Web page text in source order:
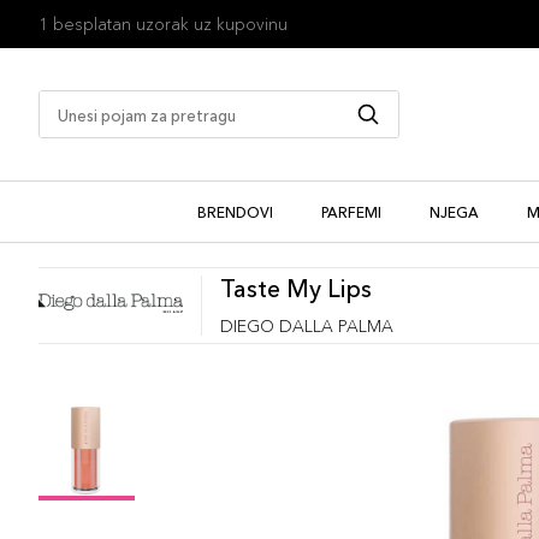
1 besplatan uzorak uz kupovinu
BRENDOVI PARFEMI NJEGA
Taste My Lips
DIEGO DALLA PALMA